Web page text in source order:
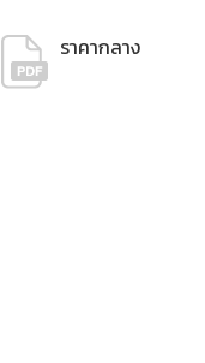
ราคากลาง